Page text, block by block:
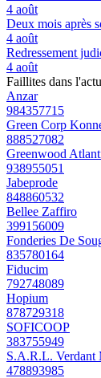
4 août
Deux mois après
4 août
Redressement
4 août
Faillites dans
Anzar
984357715
Green Corp
888527082
Greenwood
938955051
Jabeprode
848860532
Bellee Zaffiro
399156009
Fonderies De
835780164
Fiducim
792748089
Hopium
878729318
SOFICOOP
383755949
S.A.R.L. Verdant
478893985